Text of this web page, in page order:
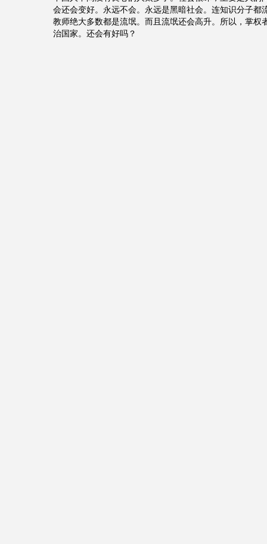
会还会变好。永远不会。永远是黑暗社会。连知识分子都
教师绝大多数都是流氓。而且流氓还会高升。所以，掌权
治国家。还会有好吗？